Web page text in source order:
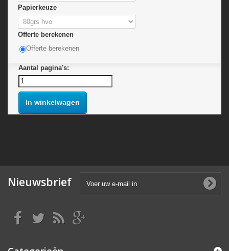
Papierkeuze
Offerte berekenen
Offerte berekenen
Aantal pagina's:
In winkelwagen
Nieuwsbrief